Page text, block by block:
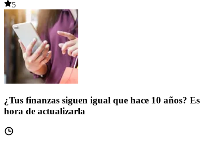
5
¿Tus finanzas siguen igual que hace 10 años? Es
hora de actualizarla